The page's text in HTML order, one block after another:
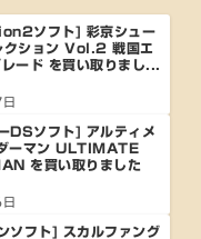
ソフト] 彩京シュー
クション Vol.2 戦国エ
ード を買い取りまし...
DSソフト] アルティメ
ーマン ULTIMATE
を買い取りました
ソフト] スカルファング